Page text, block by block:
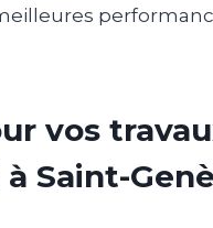
vos
Saint-